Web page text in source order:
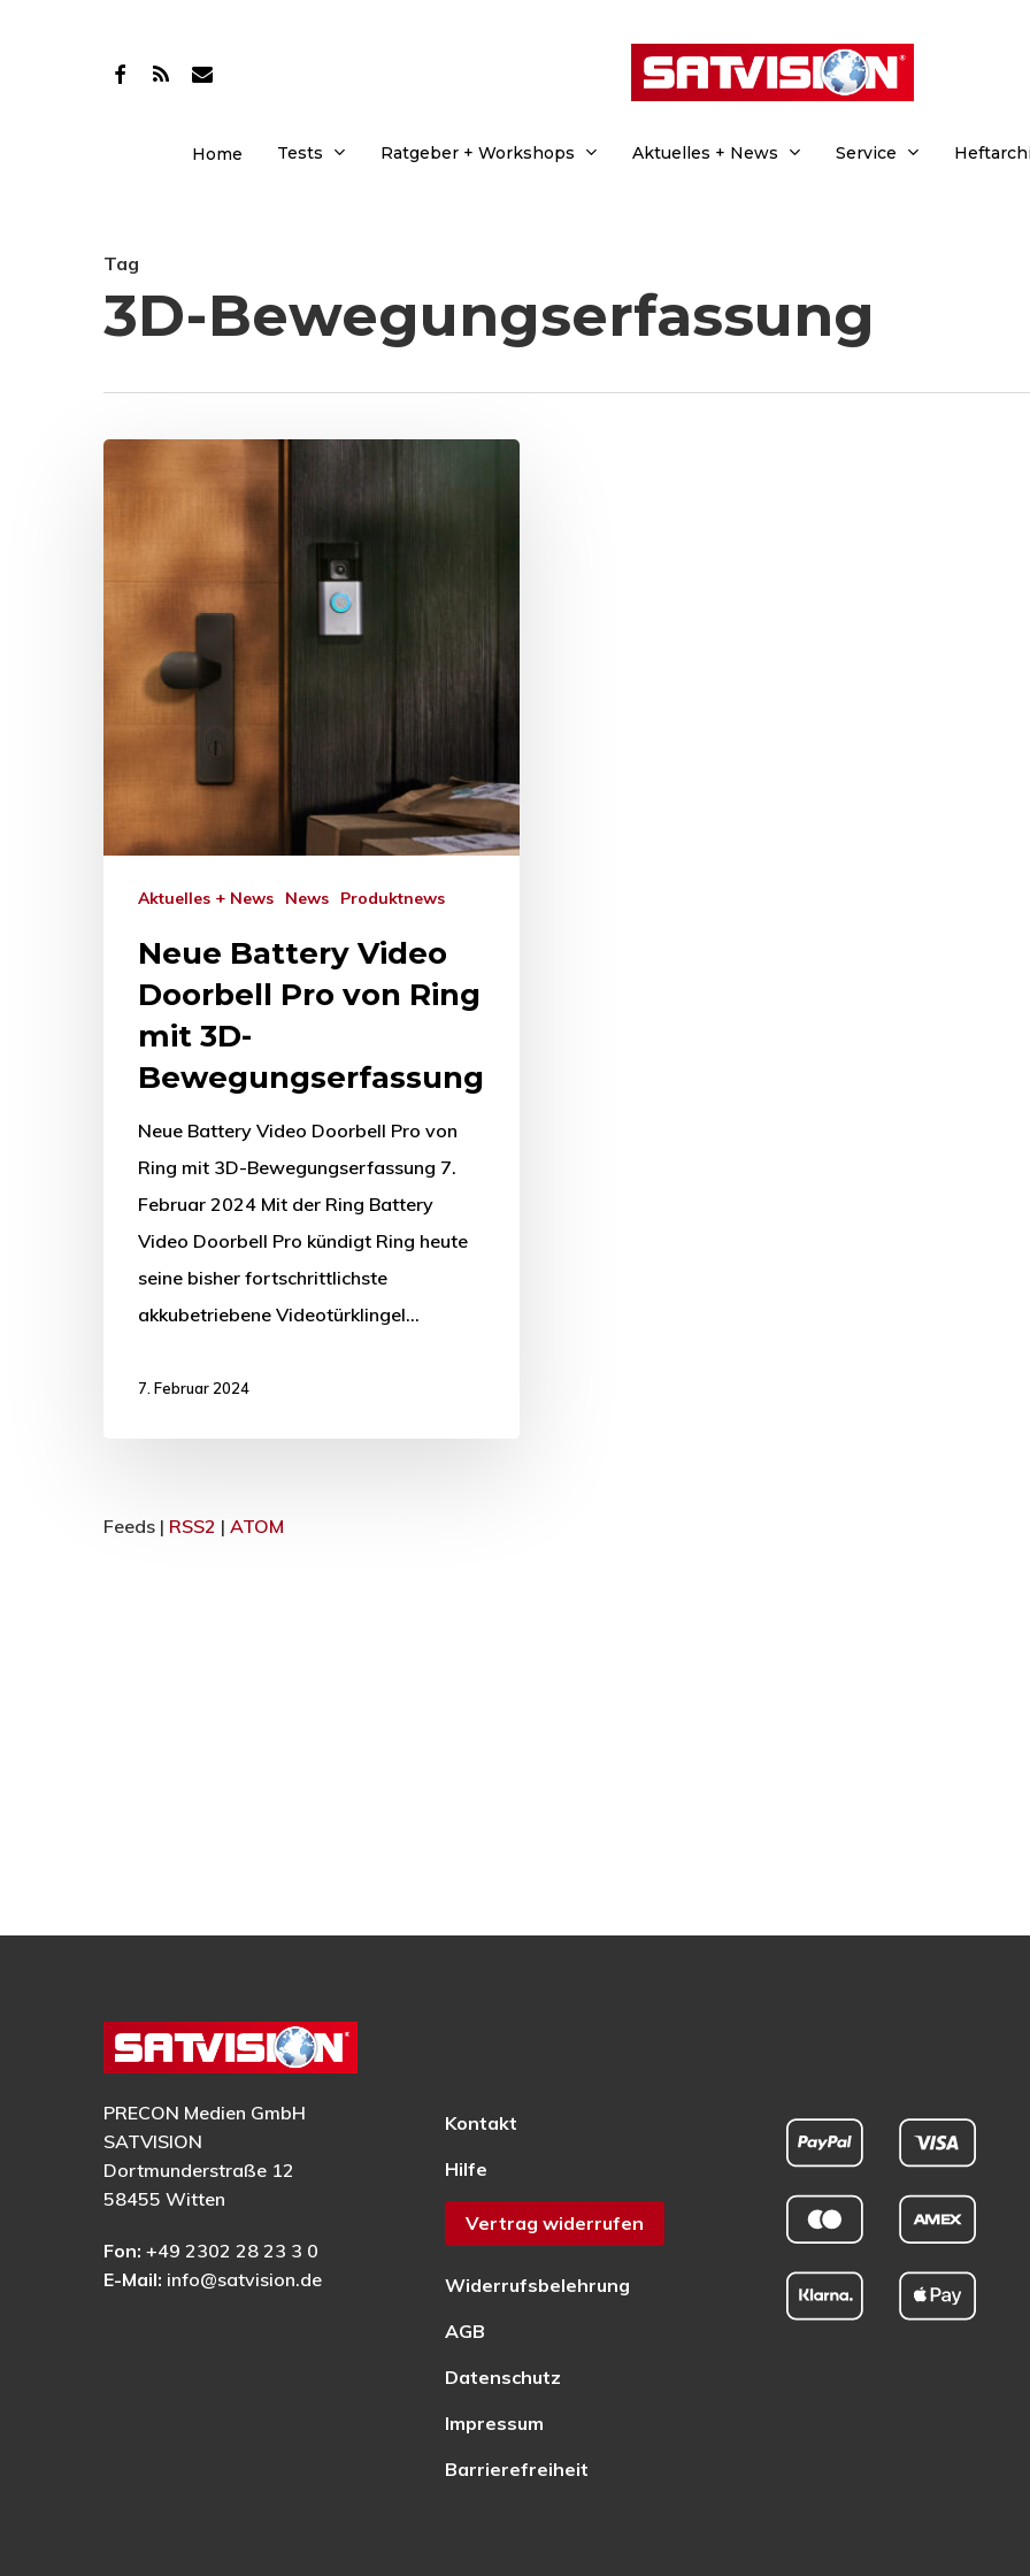
Drücken Sie Enter zum Suchen oder ESC zum Schließen.
facebook
RSS email
Home Tests Ratgeber + Workshops Aktuelles + News Service
Tag
3D-Bewegungserfassung
Aktuelles + News News Produktnews
Neue Battery Video
Doorbell Pro von Ring
mit 3D-
Bewegungserfassung
Neue Battery Video Doorbell Pro von
Ring mit 3D-Bewegungserfassung 7.
Februar 2024 Mit der Ring Battery
Video Doorbell Pro kündigt Ring heute
seine bisher fortschrittlichste
akkubetriebene Videotürklingel…
7. Februar 2024
Feeds | RSS2 | ATOM
PRECON Medien GmbH
SATVISION
Dortmunderstraße 12
58455 Witten
Fon: +49 2302 28 23 3 0
E-Mail: info@satvision.de
Kontakt
Hilfe
Vertrag widerrufen
Widerrufsbelehrung
AGB
Datenschutz
Impressum
Barrierefreiheit